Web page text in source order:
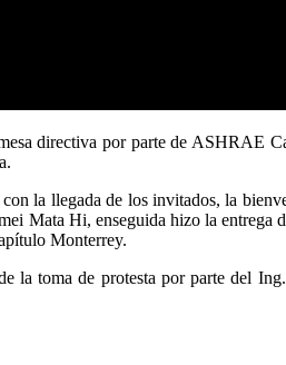
directiva por parte de ASHRAE
la llegada de los invitados, la
Mata Hi, enseguida hizo la entrega
Monterrey.
la toma de protesta por parte del